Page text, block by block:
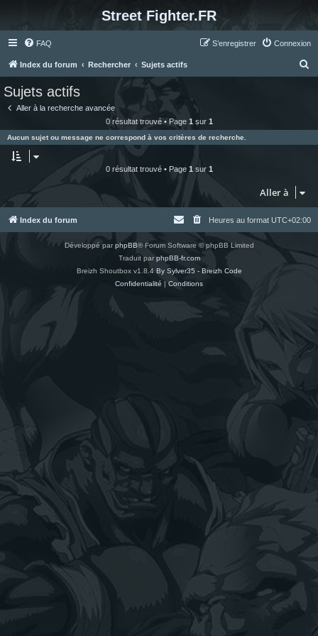
Street Fighter.FR
FAQ Connexion
S’enregistrer
Index du forum Rechercher Sujets actifs
e
r
Sujets actifs
Aller à la recherche avancée
0 résultat trouvé • Page 1 sur 1
Aucun sujet ou message ne correspond à vos critères de recherche.
0 résultat trouvé • Page 1 sur 1
Aller à
Index du forum Heures au format UTC+02:00
Développé parphpBB® Forum Software © phpBB Limited
Traduit parphpBB-fr.com
Breizh Shoutbox v1.8.4 By Sylver35 - Breizh Code
Confidentialité | Conditions